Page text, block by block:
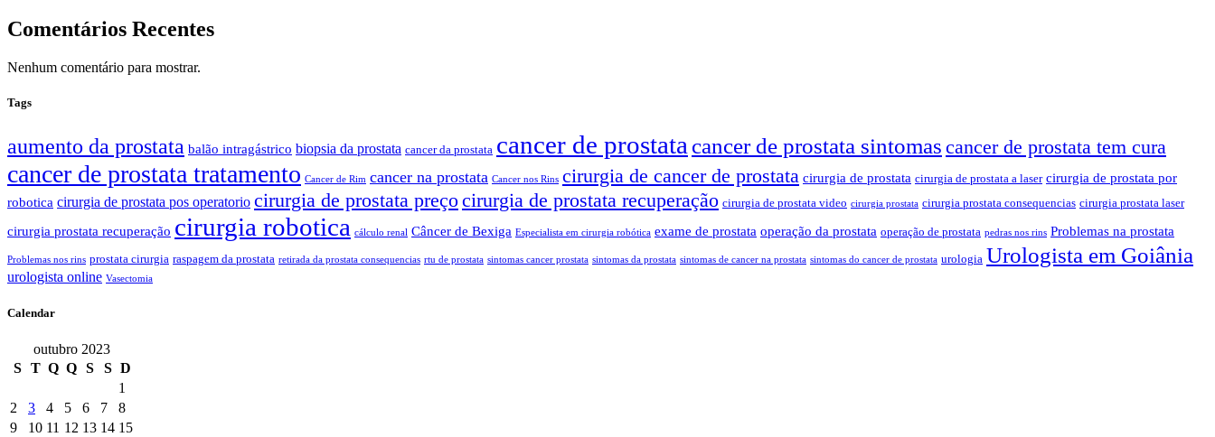
Comentários Recentes
Nenhum comentário para mostrar.
Tags
aumento da prostata balão intragástrico biopsia da prostata cancer da prostata cancer de prostata cancer de prostata sintomas cancer de prostata tem cura
cancer de prostata tratamento Cancer de Rim cancer na prostata Cancer nos Rins cirurgia de cancer de prostata cirurgia de prostata cirurgia de prostata a laser cirurgia de prostata por
robotica cirurgia de prostata pos operatorio cirurgia de prostata preçocirurgia de prostata recuperação cirurgia de prostata video cirurgia prostata cirurgia prostata consequencias cirurgia prostata laser
cirurgia prostata recuperação cirurgia robotica cálculo renal Câncer de Bexiga Especialista em cirurgia robótica exame de prostata operação da prostata operação de prostata pedras nos rins Problemas na prostata
Problemas nos rins prostata cirurgia raspagem da prostata retirada da prostata consequencias rtu de prostata sintomas cancer prostata sintomas da prostata sintomas de cancer na prostata sintomas do cancer de prostata urologia Urologista em Goiânia
urologista online Vasectomia
Calendar
outubro 2023
S
T Q Q S S D
1
2
3 4 5 6 7
8
9
10 11 12 13 14 15